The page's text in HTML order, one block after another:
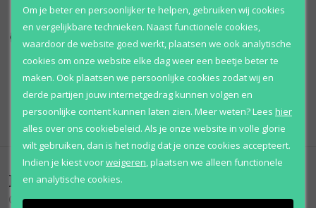
Qshops Keurmerk
Beoordelingen
Ch Privee
Om je beter en persoonlijker te helpen, gebruiken wij cookies
en vergelijkbare technieken. Naast functionele cookies,
waardoor de website goed werkt, plaatsen we ook analytische
cookies om onze website elke dag weer een beetje beter te
maken. Ook plaatsen we persoonlijke cookies zodat wij en
derde partijen jouw internetgedrag kunnen volgen en
persoonlijke content kunnen laten zien. Meer weten?Lees hier
alles over ons cookiebeleid. Als je onze website in volle glorie
wilt gebruiken, dan is het nodig dat je onze cookies accepteert.
Indien je kiest voorweigeren,plaatsen we alleen functionele
en analytische cookies.